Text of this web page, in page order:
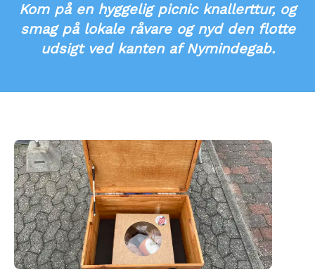
Kom på en hyggelig picnic knallerttur, og
smag på lokale råvare og nyd den flotte
udsigt ved kanten af Nymindegab.